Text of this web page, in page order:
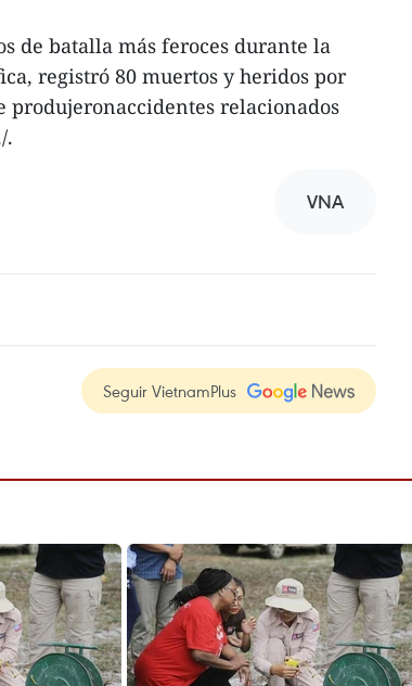
de batalla más feroces durante la
registró 80 muertos y heridos por
produjeronaccidentes relacionados
.
VNA
Seguir VietnamPlus